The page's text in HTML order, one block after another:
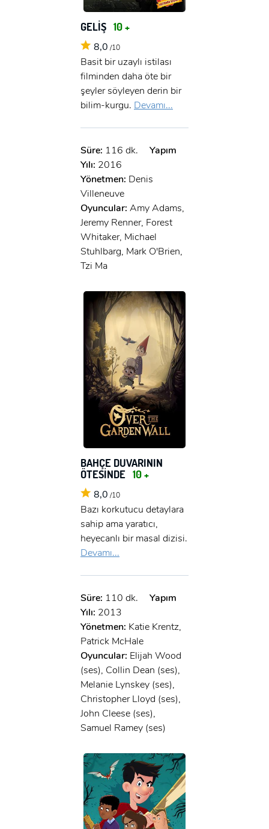
GELİŞ 10 +
8,0 /10
Basit bir uzaylı istilası
filminden daha öte bir
şeyler söyleyen derin bir
bilim-kurgu. Devamı...
Süre: 116 dk.
Yapım
Yılı: 2016
Yönetmen: Denis
Villeneuve
Oyuncular: Amy Adams,
Jeremy Renner, Forest
Whitaker, Michael
Stuhlbarg, Mark O'Brien,
Tzi Ma
BAHÇE DUVARININ
ÖTESİNDE 10 +
8,0 /10
Bazı korkutucu detaylara
sahip ama yaratıcı,
heyecanlı bir masal dizisi.
Devamı...
Süre: 110 dk.
Yapım
Yılı: 2013
Yönetmen: Katie Krentz,
Patrick McHale
Oyuncular: Elijah Wood
(ses), Collin Dean (ses),
Melanie Lynskey (ses),
Christopher Lloyd (ses),
John Cleese (ses),
Samuel Ramey (ses)